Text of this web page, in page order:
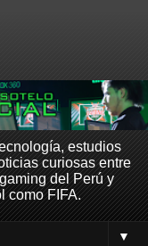
estudios
curiosas entre
del Perú y
como FIFA.
▼